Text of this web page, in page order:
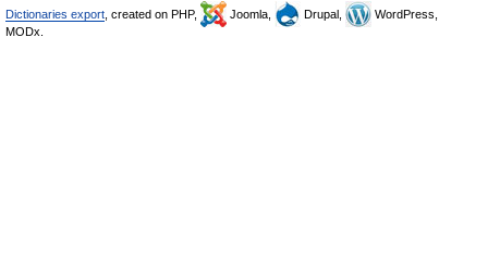
Dictionaries export , created on PHP, Joomla, Drupal,
WordPress,
MODx.